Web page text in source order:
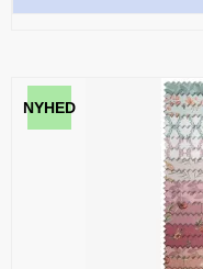
NYHED